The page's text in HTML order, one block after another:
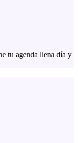
tu agenda llena día y